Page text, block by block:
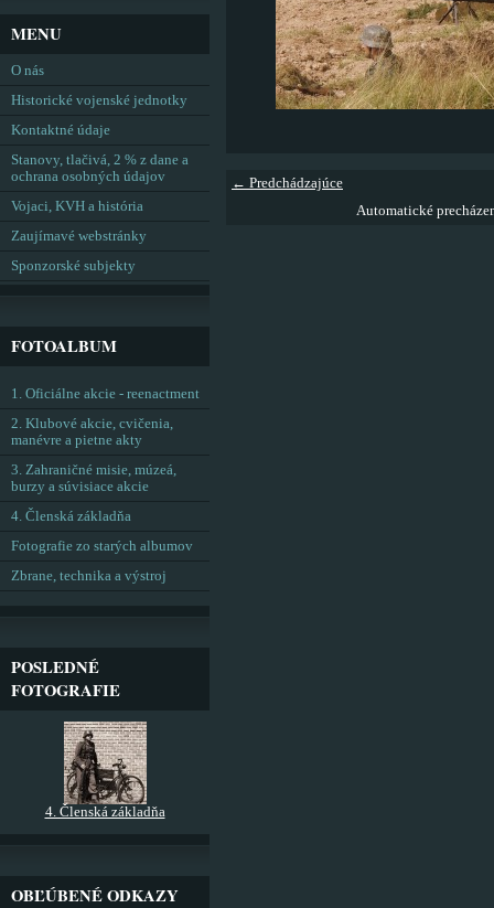
← Predchádzajúce
Automatické
MENU
O nás
Historické vojenské jednotky
Kontaktné údaje
Stanovy, tlačivá, 2 % z dane a
ochrana osobných údajov
Vojaci, KVH a história
Zaujímavé webstránky
Sponzorské subjekty
FOTOALBUM
1. Oficiálne akcie - reenactment
2. Klubové akcie, cvičenia,
manévre a pietne akty
3. Zahraničné misie, múzeá,
burzy a súvisiace akcie
4. Členská základňa
Fotografie zo starých albumov
Zbrane, technika a výstroj
POSLEDNÉ
FOTOGRAFIE
4. Členská základňa
OBĽÚBENÉ ODKAZY